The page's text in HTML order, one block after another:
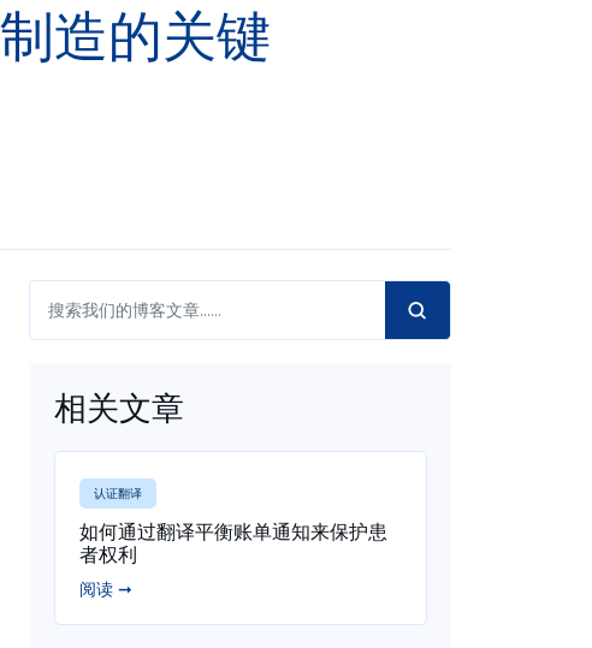
造的关键
相关文章
认证翻译
如何通过翻译平衡账单通知来保护患
者权利
阅读 ➞